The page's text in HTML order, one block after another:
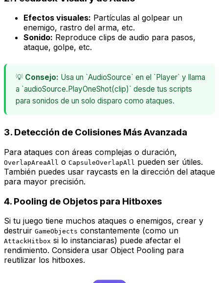
Efectos visuales: Partículas al golpear un
enemigo, rastro del arma, etc.
Sonido: Reproduce clips de audio para pasos,
ataque, golpe, etc.
💡 Consejo: Usa un `AudioSource` en el `Player` y llama
a `audioSource.PlayOneShot(clip)` desde tus scripts
para sonidos de un solo disparo como ataques.
3. Detección de Colisiones Más Avanzada
Para ataques con áreas complejas o duración,
OverlapAreaAll o CapsuleOverlapAll pueden ser útiles.
También puedes usar raycasts en la dirección del ataque
para mayor precisión.
4. Pooling de Objetos para Hitboxes
Si tu juego tiene muchos ataques o enemigos, crear y
destruir GameObjects constantemente (como un
AttackHitbox si lo instanciaras) puede afectar el
rendimiento. Considera usar Object Pooling para
reutilizar los hitboxes.